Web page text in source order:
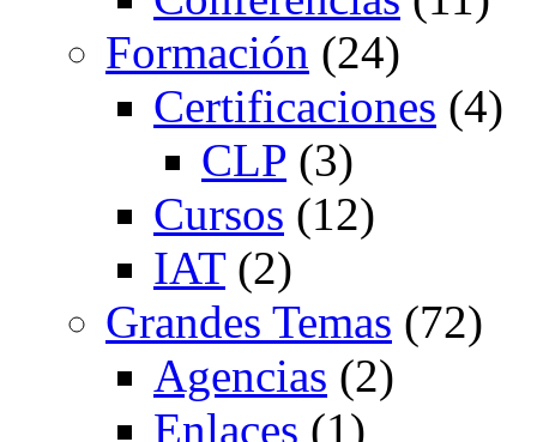
Formación (24)
Certificaciones (4)
CLP (3)
Cursos (12)
IAT(2)
Grandes Temas (72)
Agencias (2)
Enlaces (1)